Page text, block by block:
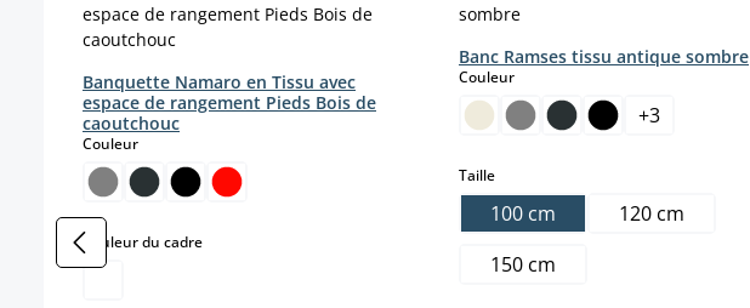
Banquette Namaro en Tissu avec
espace de rangement Pieds Bois de
caoutchouc
Couleurselect
Couleur du cadreselect
Banc Ramses tissu antique sombre
Couleurselect
+3
Tailleselect
100 cm
120 cm
150 cm